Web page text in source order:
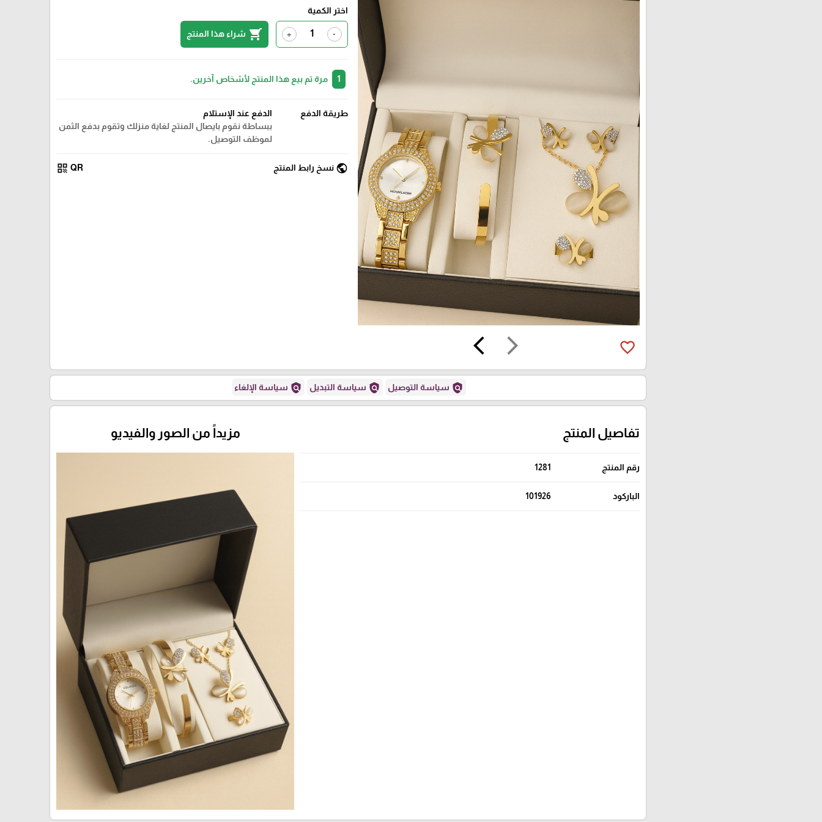
arrow_forward_ios
arrow_back_ios favorite_border
اختر الكمية
-
+
shopping_cart شراء هذا المنتج
مرة تم بيع هذا المنتج لأشخاص آخرين.
طريقة الدفع
الدفع عند الإستلام
ببساطة نقوم بايصال المنتج لغاية منزلك وتقوم بدفع الثمن
لموظف التوصيل.
public نسخ رابط المنتج QR
qr_code
policy سياسة التوصيل policy سياسة التبديل policy سياسة الإلغاء
تفاصيل المنتج
رقم المنتج 1281
الباركود 101926
مزيداً من الصور والفيديو